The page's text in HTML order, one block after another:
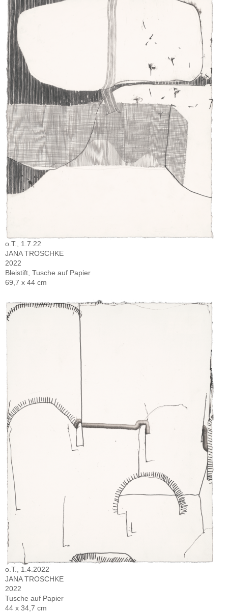
o.T., 1.7.22
JANA TROSCHKE
2022
Bleistift, Tusche auf Papier
69,7 x 44 cm
o.T., 1.4.2022
JANA TROSCHKE
2022
Tusche auf Papier
44 x 34,7 cm